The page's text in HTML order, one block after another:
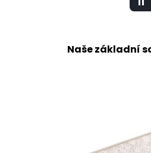
Naše základní